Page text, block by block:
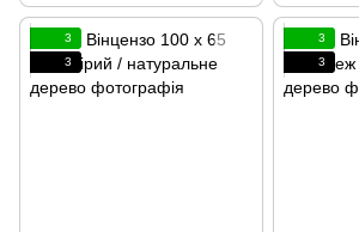
3
3
3
3